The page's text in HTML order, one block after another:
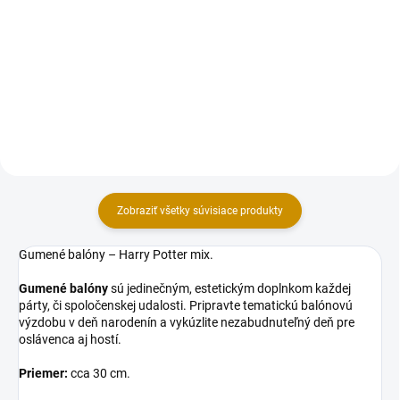
Zobraziť všetky súvisiace produkty
Gumené balóny – Harry Potter mix.
Gumené balónysú jedinečným, estetickým doplnkom každej
párty, či spoločenskej udalosti. Pripravte tematickú balónovú
výzdobu v deň narodenín a vykúzlite nezabudnuteľný deň pre
oslávenca aj hostí.
Priemer: cca 30 cm.